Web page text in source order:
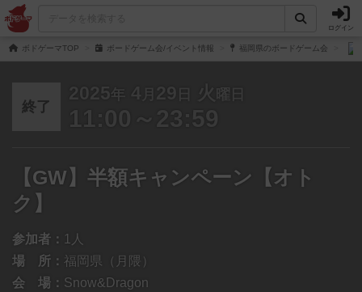
ログイン
ボドゲーマTOP ボードゲーム会/イベント情報 福岡県のボードゲーム会
終了
2025 年 4 月 29 日 火 曜日
11:00～23:59
【GW】半額キャンペーン【オト
ク】
参加者： 1人
場 所： 福岡県（月隈）
会 場： Snow&Dragon